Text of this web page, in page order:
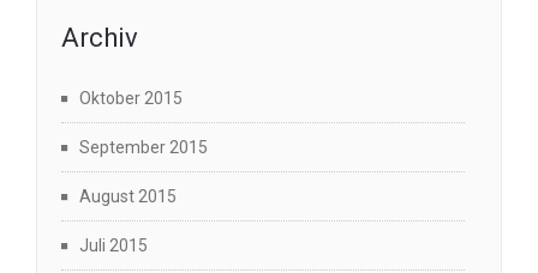
Archiv
Oktober 2015
September 2015
August 2015
Juli 2015